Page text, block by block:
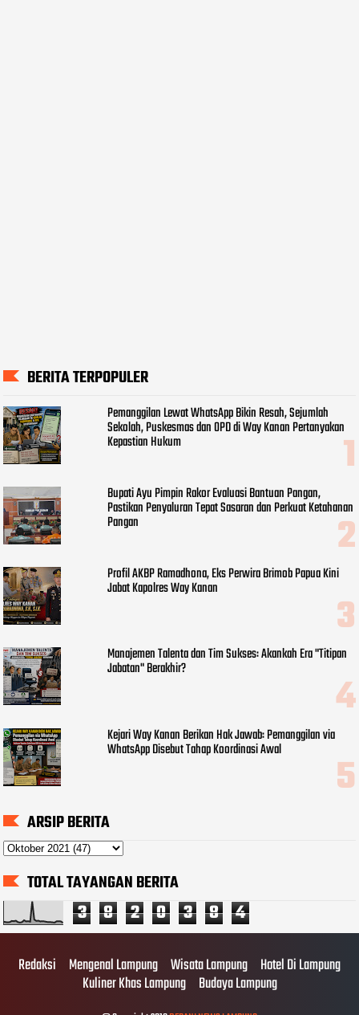
BERITA TERPOPULER
Pemanggilan Lewat WhatsApp Bikin Resah, Sejumlah
Sekolah, Puskesmas dan OPD di Way Kanan Pertanyakan
Kepastian Hukum
Bupati Ayu Pimpin Rakor Evaluasi Bantuan Pangan,
Pastikan Penyaluran Tepat Sasaran dan Perkuat Ketahanan
Pangan
Profil AKBP Ramadhona, Eks Perwira Brimob Papua Kini
Jabat Kapolres Way Kanan
Manajemen Talenta dan Tim Sukses: Akankah Era "Titipan
Jabatan" Berakhir?
Kejari Way Kanan Berikan Hak Jawab: Pemanggilan via
WhatsApp Disebut Tahap Koordinasi Awal
ARSIP BERITA
TOTAL TAYANGAN BERITA
3 8 2 0 3 8 4
Redaksi Mengenal Lampung Wisata Lampung Hotel Di Lampung
Kuliner Khas Lampung Budaya Lampung